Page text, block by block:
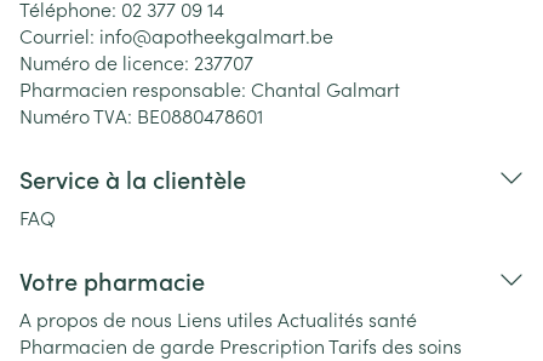
Téléphone: 02 377 09 14
Courriel: info@apotheekgalmart.be
Numéro de licence: 237707
Pharmacien responsable: Chantal Galmart
Numéro TVA: BE0880478601
Service à la clientèle
FAQ
Votre pharmacie
A propos de nous Liens utiles Actualités santé
Pharmacien de garde PrescriptionTarifs des soins